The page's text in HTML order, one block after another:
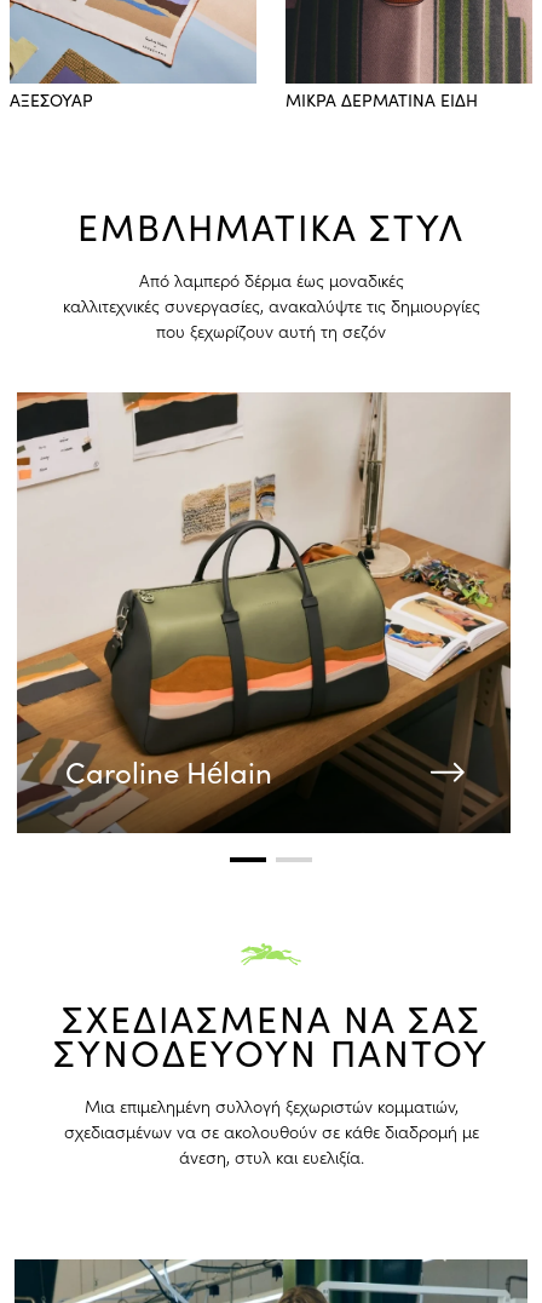
ΑΞΕΣΟΥΑΡ ΜΙΚΡΑ ΔΕΡΜΑΤΙΝΑ ΕΙΔΗ
ΕΜΒΛΗΜΑΤΙΚΑ ΣΤΥΛ
Από λαμπερό δέρμα έως μοναδικές
καλλιτεχνικές συνεργασίες, ανακαλύψτε τις δημιουργίες
που ξεχωρίζουν αυτή τη σεζόν
Caroline Hélain
ΣΧΕΔΙΑΣΜΕΝΑ ΝΑ ΣΑΣ
ΣΥΝΟΔΕΥΟΥΝ ΠΑΝΤΟΥ
Μια επιμελημένη συλλογή ξεχωριστών κομματιών,
σχεδιασμένων να σε ακολουθούν σε κάθε διαδρομή με
άνεση, στυλ και ευελιξία.